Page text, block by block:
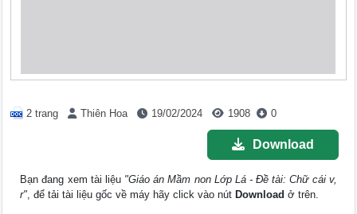
2 trang Thiên Hoa 19/02/2024 1908 0
Download
Bạn đang xem tài liệu "Giáo án Mầm non Lớp Lá - Đề tài: Chữ cái v,
r", để tải tài liệu gốc về máy hãy click vào nút Download ở trên.